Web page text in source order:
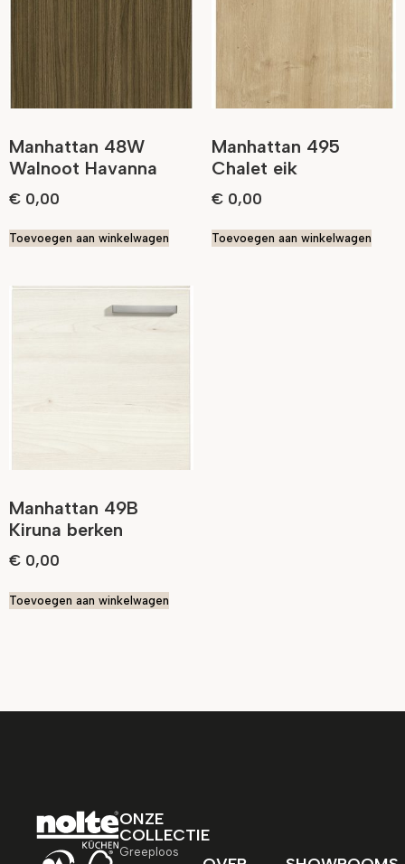
Manhattan 48W
Walnoot Havanna
€ 0,00
Toevoegen aan winkelwagen
Manhattan 495
Chalet eik
€ 0,00
Toevoegen aan winkelwagen
Manhattan 49B
Kiruna berken
€ 0,00
Toevoegen aan winkelwagen
ONZE
COLLECTIE
Greeploos